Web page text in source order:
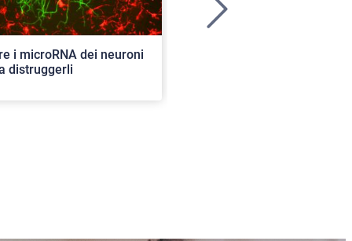
i microRNA dei neuroni
distruggerli